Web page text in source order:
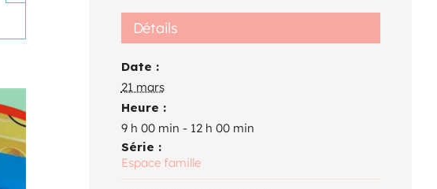
Découvrez notre
programmation
Des Heures De Plaisirs!
Détails
Date :
21 mars
Heure :
9 h 00 min - 12 h 00 min
Série :
Espace famille